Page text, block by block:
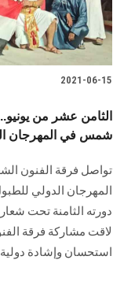
2021-06-15
الثامن عشر من
شمس في المهرجان
تواصل فرقة الفنون
المهرجان الدولي
دورته الثامنة تحت
لاقت مشاركة فرقة
استحسان وإشادة